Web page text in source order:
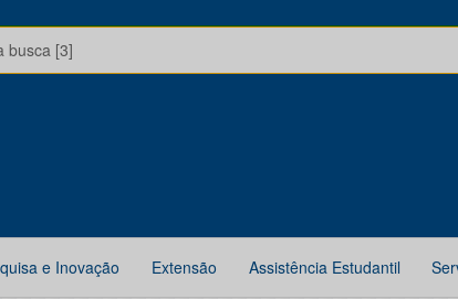
busca [3]
e Inovação Extensão Assistência Estudantil